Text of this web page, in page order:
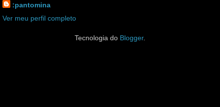
:pantomina
Ver meu perfil completo
Tecnologia do Blogger.